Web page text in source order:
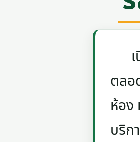
เ
ตลอ
ห้อง
บริก